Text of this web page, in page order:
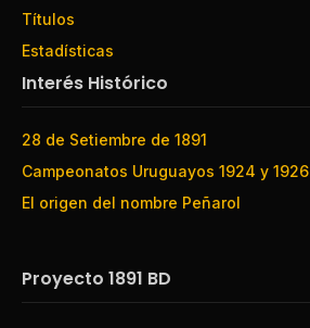
Títulos
Estadísticas
Interés Histórico
28 de Setiembre de 1891
Campeonatos Uruguayos 1924 y 1926
El origen del nombre Peñarol
Proyecto 1891 BD